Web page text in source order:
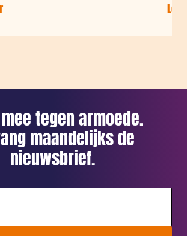
voor
Meer
Dat
kan!
tegen armoede.
maandelijks de
nieuwsbrief.